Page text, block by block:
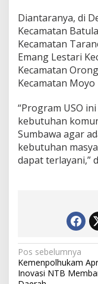
a
e
r
j
a
n
g
a
u
S
i
g
n
m
u
i
k
a
Diantaranya, di
Kecamatan
Kecamatan
Emang Lestari
Kecamatan
Kecamatan Moyo
“Program USO
kebutuhan
Sumbawa agar
kebutuhan
dapat terlayani,”
N
a
Pos sebelumnya
Kemenpolhukam
Inovasi NTB